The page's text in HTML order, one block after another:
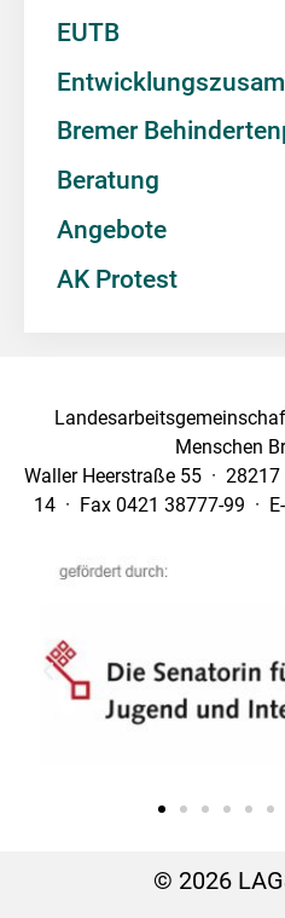
EUTB
Bremer
Beratung
Angebote
AK Protest
Menschen
Waller Heerstraße 55 ·
14 · Fax 0421 38777-99 ·
© 2026